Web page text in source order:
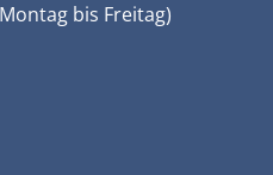
bis Freitag)